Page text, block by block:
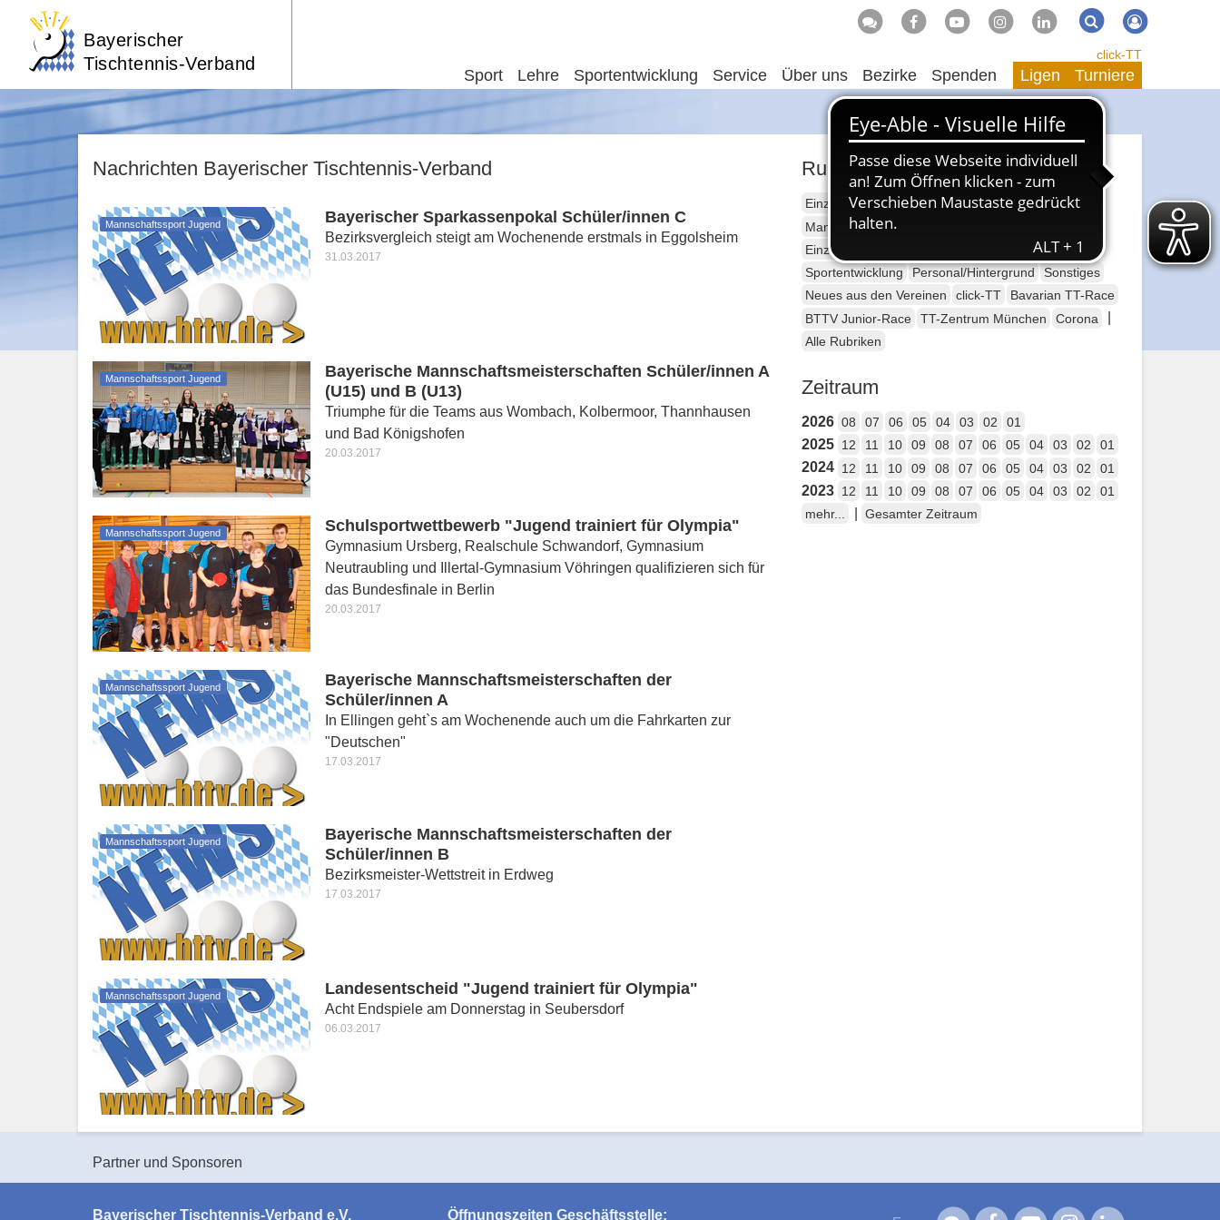
Bayerischer
Tischtennis-Verband
Suche Suchen
Sport Lehre Sportentwicklung Service Über uns Bezirke Spenden
click-TT
Ligen Turniere
Nachrichten Bayerischer Tischtennis-Verband
Mannschaftssport Jugend Bayerischer Sparkassenpokal Schüler/innen C
Bezirksvergleich steigt am Wochenende erstmals in Eggolsheim
31.03.2017
Mannschaftssport Jugend
Bayerische Mannschaftsmeisterschaften Schüler/innen A
(U15) und B (U13)
Triumphe für die Teams aus Wombach, Kolbermoor, Thannhausen
und Bad Königshofen
20.03.2017
Mannschaftssport Jugend Schulsportwettbewerb "Jugend trainiert für Olympia"
Gymnasium Ursberg, Realschule Schwandorf, Gymnasium
Neutraubling und Illertal-Gymnasium Vöhringen qualifizieren sich für
das Bundesfinale in Berlin
20.03.2017
Mannschaftssport Jugend
Bayerische Mannschaftsmeisterschaften der
Schüler/innen A
In Ellingen geht`s am Wochenende auch um die Fahrkarten zur
"Deutschen"
17.03.2017
Mannschaftssport Jugend
Bayerische Mannschaftsmeisterschaften der
Schüler/innen B
Bezirksmeister-Wettstreit in Erdweg
17.03.2017
Mannschaftssport Jugend Landesentscheid "Jugend trainiert für Olympia"
Acht Endspiele am Donnerstag in Seubersdorf
06.03.2017
Rubriken
Einzelsport Erwachsene
Mannschaftssport Erwachsene
Einzelsport Jugend
Mannschaftssport Jugend
Sportentwicklung
Personal/Hintergrund
Sonstiges
Neues aus den Vereinen
click-TT
Bavarian TT-Race
BTTV Junior-Race
TT-Zentrum München Corona
Alle Rubriken
Zeitraum
2026 08 07 06 05 04 03 02 01
2025 12 11 10 09 08 07 06 05 04 03 02 01
2024 12 11 10 09 08 07 06 05 04 03 02 01
2023 12 11 10 09 08 07 06 05 04 03 02
01
mehr...
Gesamter Zeitraum
Partner und Sponsoren
Bayerischer Tischtennis-Verband e.V. Öffnungszeiten Geschäftsstelle: